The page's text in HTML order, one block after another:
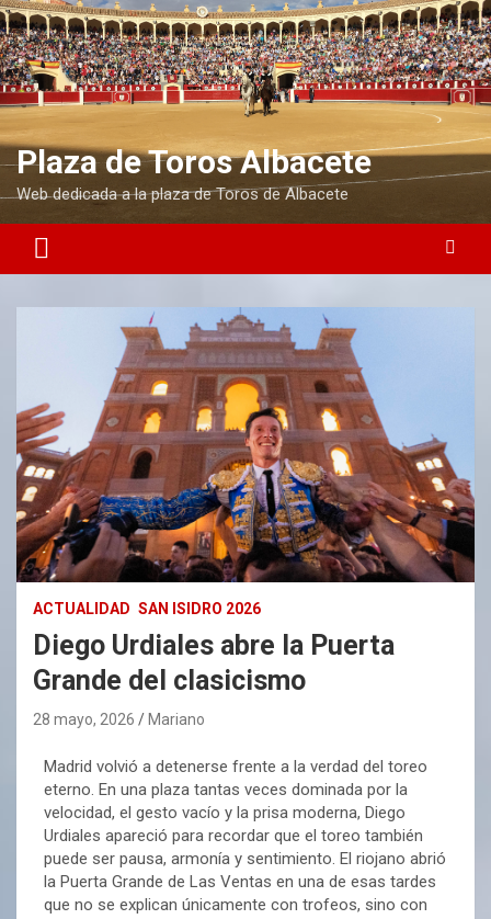
Plaza de Toros Albacete
Web dedicada a la plaza de Toros de Albacete
ACTUALIDAD SAN ISIDRO 2026
Diego Urdiales abre la Puerta
Grande del clasicismo
28 mayo, 2026 Mariano
Madrid volvió a detenerse frente a la verdad del toreo
eterno. En una plaza tantas veces dominada por la
velocidad, el gesto vacío y la prisa moderna, Diego
Urdiales apareció para recordar que el toreo también
puede ser pausa, armonía y sentimiento. El riojano abrió
la Puerta Grande de Las Ventas en una de esas tardes
que no se explican únicamente con trofeos, sino con